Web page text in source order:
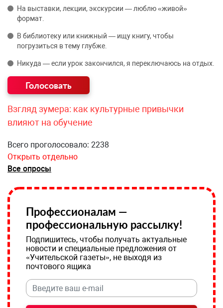
На выставки, лекции, экскурсии — люблю «живой»
формат.
В библиотеку или книжный — ищу книгу, чтобы
погрузиться в тему глубже.
Никуда — если урок закончился, я переключаюсь на отдых.
Взгляд зумера: как культурные привычки
влияют на обучение
Всего проголосовало: 2238
Открыть отдельно
Все опросы
Профессионалам —
профессиональную рассылку!
Подпишитесь, чтобы получать актуальные
новости и специальные предложения от
«Учительской газеты», не выходя из
почтового ящика